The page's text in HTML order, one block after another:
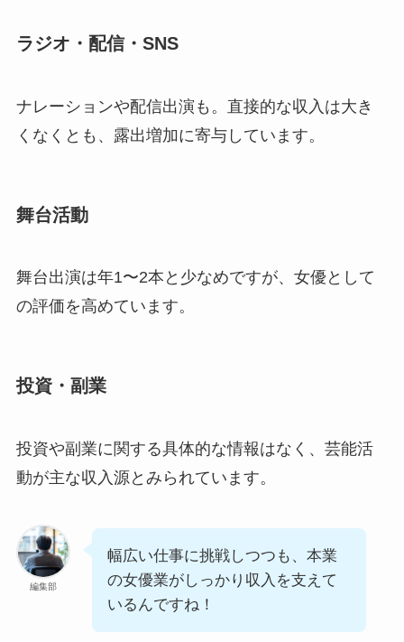
ラジオ・配信・SNS
ナレーションや配信出演も。直接的な収入は大き
くなくとも、露出増加に寄与しています。
舞台活動
舞台出演は年1〜2本と少なめですが、女優として
の評価を高めています。
投資・副業
投資や副業に関する具体的な情報はなく、芸能活
動が主な収入源とみられています。
編集部
幅広い仕事に挑戦しつつも、本業
の女優業がしっかり収入を支えて
いるんですね！